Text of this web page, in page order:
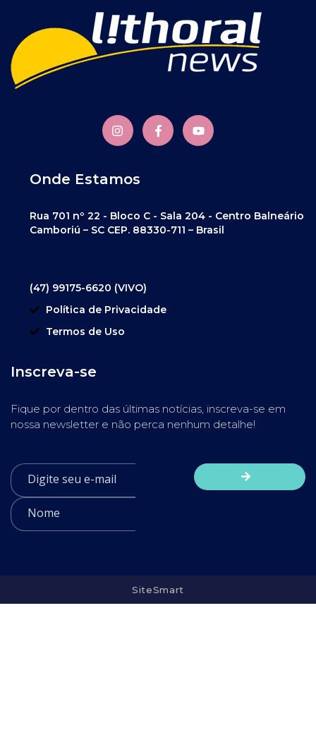
Onde Estamos
Rua 701 nº 22 - Bloco C - Sala 204 - Centro Balneário
Camboriú – SC CEP. 88330-711 – Brasil
(47) 99175-6620 (VIVO)
Política de Privacidade
Termos de Uso
Inscreva-se
Fique por dentro das últimas notícias, inscreva-se em
nossa newsletter e não perca nenhum detalhe!
SiteSmart